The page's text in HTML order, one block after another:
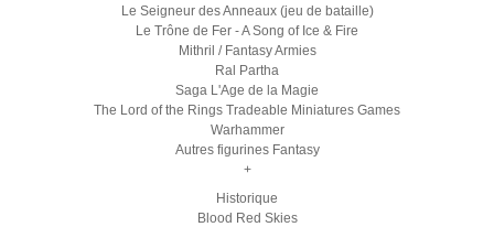
Le Seigneur des Anneaux (jeu de bataille)
Le Trône de Fer - A Song of Ice & Fire
Mithril / Fantasy Armies
Ral Partha
Saga L'Age de la Magie
The Lord of the Rings Tradeable Miniatures Games
Warhammer
Autres figurines Fantasy
+
Historique
Blood Red Skies